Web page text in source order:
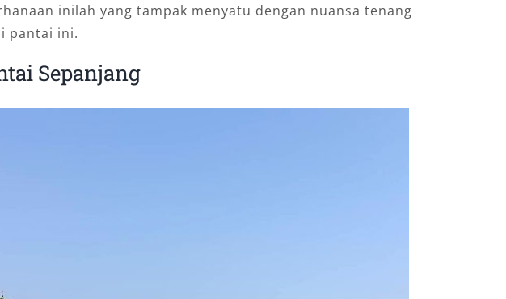
inilah yang tampak menyatu dengan nuansa tenang
pantai ini.
Sepanjang